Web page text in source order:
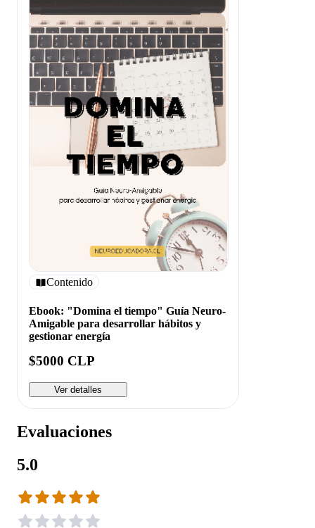
Contenido
Ebook: "Domina el tiempo" Guía Neuro-
Amigable para desarrollar hábitos y
gestionar energía
$5000 CLP
Ver detalles
Evaluaciones
5.0